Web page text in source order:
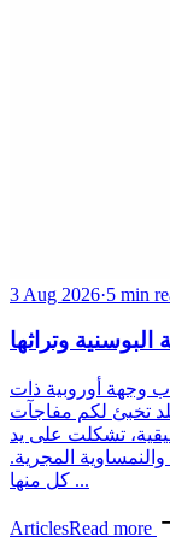
3 Aug 2026·5 min
وتراثها
وجهة أوروبية ذات
تخبئ لكم مفاجآت
تشكلت على يد
والنمساوية المجرية.
كل منها ...
ArticlesRead more